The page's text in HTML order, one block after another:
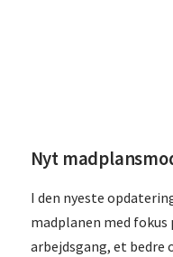
Nyt
I den nyeste
madplanen med fokus
arbejdsgang, et bedre